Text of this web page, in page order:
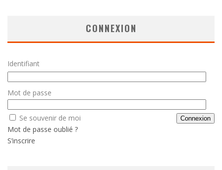
CONNEXION
Identifiant
Mot de passe
Se souvenir de moi
Mot de passe oublié ?
S’inscrire